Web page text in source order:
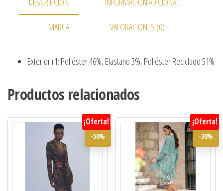
MARCA VALORACIONES (0)
Exterior r1: Poliéster 46%, Elastano 3%, Poliéster Reciclado 51%
Productos relacionados
¡Oferta!
-50%
¡Oferta!
-30%